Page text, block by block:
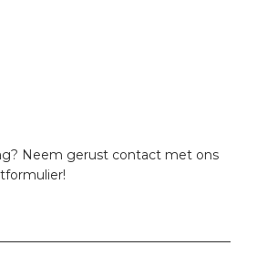
Neem gerust contact met ons